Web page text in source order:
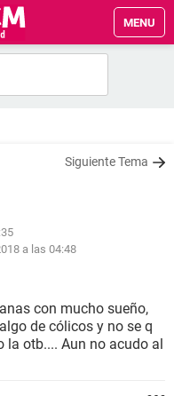
MENU
Siguiente Tema
a las 04:48
con mucho sueño,
de cólicos y no se q
la otb.... Aun no acudo al